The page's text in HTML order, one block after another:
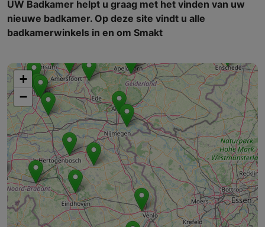
UW Badkamer helpt u graag met het vinden van uw
nieuwe badkamer. Op deze site vindt u alle
badkamerwinkels in en om Smakt
+
−